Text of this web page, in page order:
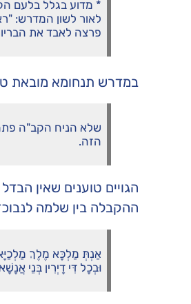
* מדוע בגלל בלעם
לאור לשון המדרש:
פרצה לאבד את
במדרש תנחומא מובאת
שלא הניח הקב"ה
הזה.
הגויים טוענים שאין
ההקבלה בין שלמה
אַנְתְּ מַלְכָּא מֶלֶךְ
וּבְכָל דִּי דָיְרִין בְּנֵי